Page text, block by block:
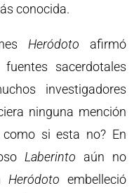
conocida.
Heródoto afirmó
sacerdotales
investigadores
ninguna mención
si esta no? En
Laberinto aún no
Heródoto embelleció